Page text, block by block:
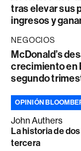
tras elevar sus
ingresos y
NEGOCIOS
McDonald’s
crecimiento en
segundo
OPINIÓN
John Authers
La historia de
tercera